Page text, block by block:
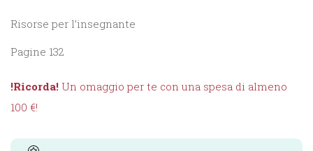
Risorse per l’insegnante
Pagine 132
!Ricorda! Un omaggio per te con una spesa di almeno
100 €!